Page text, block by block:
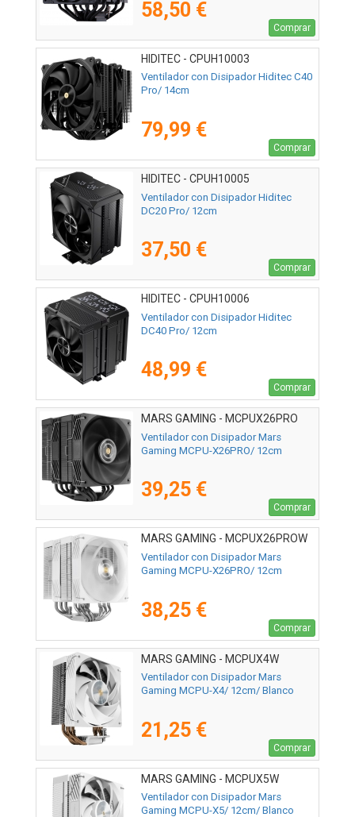
58,50 €
Comprar
HIDITEC - CPUH10003
Ventilador con Disipador Hiditec C40
Pro/ 14cm
79,99 €
Comprar
HIDITEC - CPUH10005
Ventilador con Disipador Hiditec
DC20 Pro/ 12cm
37,50 €
Comprar
HIDITEC - CPUH10006
Ventilador con Disipador Hiditec
DC40 Pro/ 12cm
48,99 €
Comprar
MARS GAMING - MCPUX26PRO
Ventilador con Disipador Mars
Gaming MCPU-X26PRO/ 12cm
39,25 €
Comprar
MARS GAMING - MCPUX26PROW
Ventilador con Disipador Mars
Gaming MCPU-X26PRO/ 12cm
38,25 €
Comprar
MARS GAMING - MCPUX4W
Ventilador con Disipador Mars
Gaming MCPU-X4/ 12cm/ Blanco
21,25 €
Comprar
MARS GAMING - MCPUX5W
Ventilador con Disipador Mars
Gaming MCPU-X5/ 12cm/ Blanco